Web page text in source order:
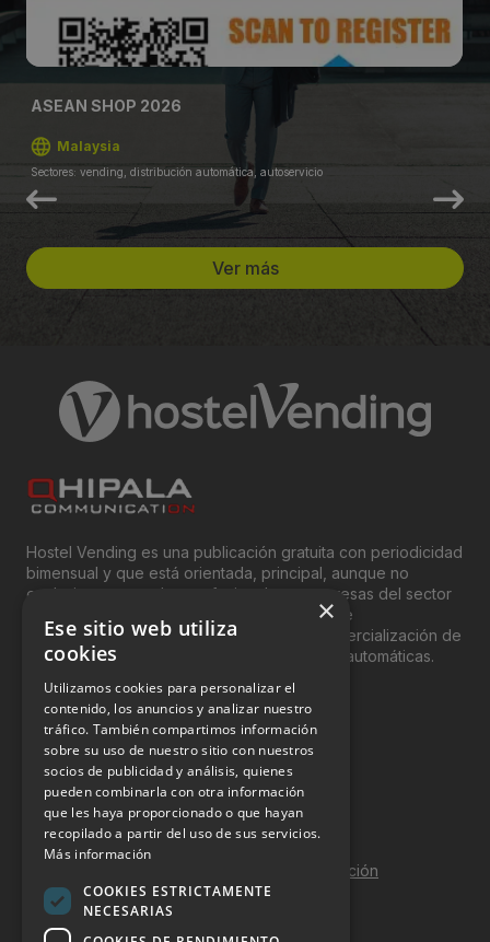
ASEAN SHOP 2026
Malaysia
Sectores: vending, distribución automática, autoservicio
Ver más
Hostel Vending es una publicación gratuita con periodicidad
bimensual y que está orientada, principal, aunque no
exclusivamente, a los profesionales y empresas del sector
del “Vending”; nombre con el que se conoce
genéricamente entre profesionales a la comercialización de
productos y servicios a través de máquinas automáticas.
INFORMACIÓN LEGAL
Aviso Legal
Política de Privacidad
Política de Cookies
Política de calidad y seguridad de la información
Contacto
×
Ese sitio web utiliza
cookies
Utilizamos cookies para personalizar el
contenido, los anuncios y analizar nuestro
tráfico. También compartimos información
sobre su uso de nuestro sitio con nuestros
socios de publicidad y análisis, quienes
pueden combinarla con otra información
que les haya proporcionado o que hayan
recopilado a partir del uso de sus servicios.
Más información
COOKIES ESTRICTAMENTE
NECESARIAS